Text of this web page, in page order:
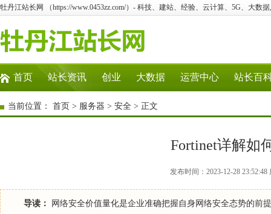
牡丹江站长网 （https://www.0453zz.com/）- 科技、建站、经验、云计算、5G、大数
首页 站长资讯 创业 大数据 运营中心 站长百
当前位置： 首页 > 服务器 > 安全 > 正文
Fortinet详解如
发布时间：2023-12-28
导读：
网络安全价值量化是企业准确把握自身网络安全态势的前